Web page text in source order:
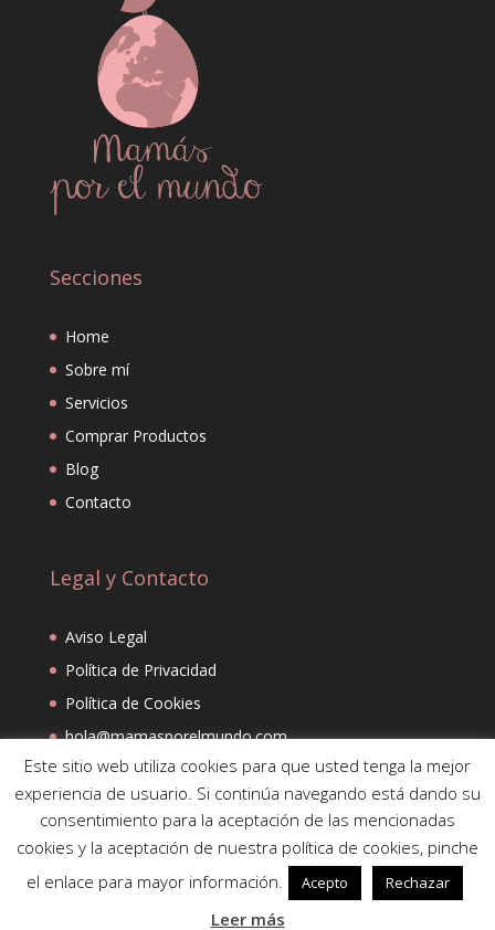
Secciones
Home
Sobre mí
Servicios
Comprar Productos
Blog
Contacto
Legal y Contacto
Aviso Legal
Política de Privacidad
Política de Cookies
hola@mamasporelmundo.com
Gracias por contar con Mamás por el Mundo
Este sitio web utiliza cookies para que usted tenga la mejor
experiencia de usuario. Si continúa navegando está dando su
consentimiento para la aceptación de las mencionadas
cookies y la aceptación de nuestra política de cookies, pinche
el enlace para mayor información.
Acepto Rechazar
Leer más